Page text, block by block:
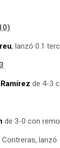
, lanzó 0.1
de 4-3
de 3-0 con
lanzó